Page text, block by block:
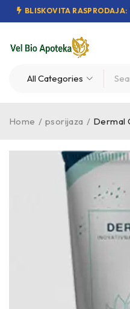
BLISKOVITA RASPRODAJA:
Home / psorijaza / Dermal